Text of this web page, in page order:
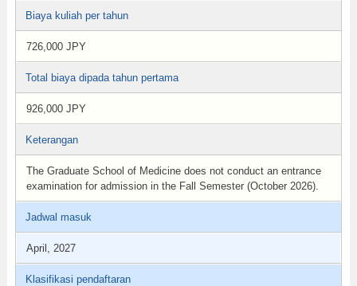
Biaya kuliah per tahun
726,000 JPY
Total biaya dipada tahun pertama
926,000 JPY
Keterangan
The Graduate School of Medicine does not conduct an entrance
examination for admission in the Fall Semester (October 2026).
Jadwal masuk
April, 2027
Klasifikasi pendaftaran